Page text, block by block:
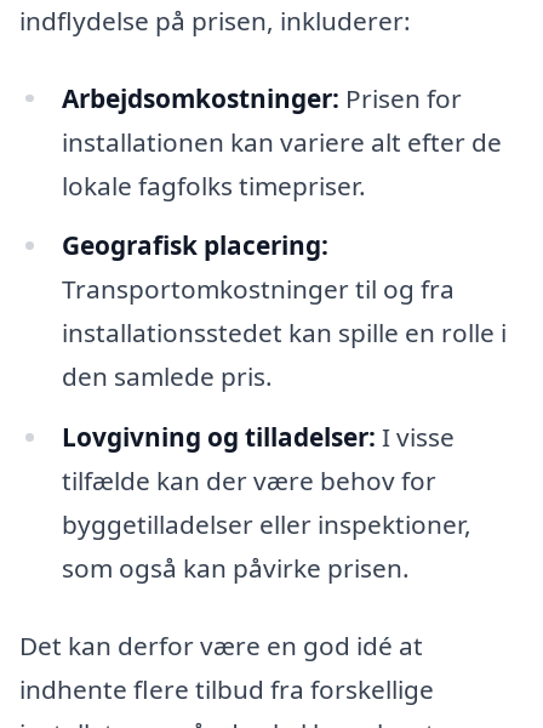
indflydelse på prisen, inkluderer:
Arbejdsomkostninger: Prisen for
installationen kan variere alt efter de
lokale fagfolks timepriser.
Geografisk placering:
Transportomkostninger til og fra
installationsstedet kan spille en rolle i
den samlede pris.
Lovgivning og tilladelser: I visse
tilfælde kan der være behov for
byggetilladelser eller inspektioner,
som også kan påvirke prisen.
Det kan derfor være en god idé at
indhente flere tilbud fra forskellige